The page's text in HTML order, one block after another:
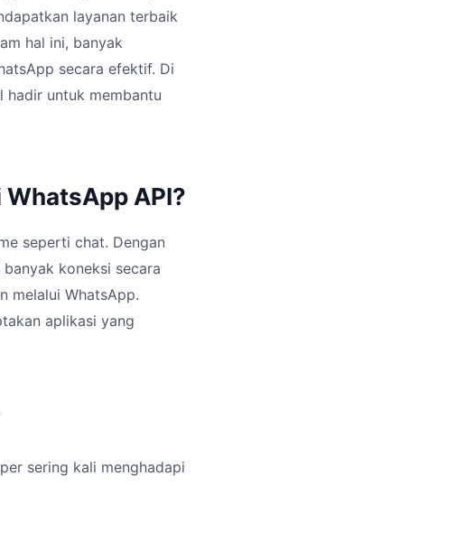
layanan terbaik
hal ini, banyak
secara efektif. Di
hadir untuk membantu
API?
seperti chat. Dengan
koneksi secara
melalui WhatsApp.
aplikasi yang
sering kali menghadapi